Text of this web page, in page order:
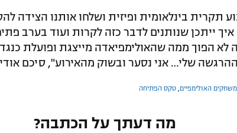
תקרית בינלאומית ופיזית ושלחו אותנו הצידה
ייתכן שנותנים לדבר כזה לקרות ועוד בערב
לא הפוך ממה שהאולימפיאדה מייצגת ופועלת
שלי… אני נסער ובשוק מהאירוע", סיכם
האולימפיים טקס הפתיחה
מה דעתך על הכתבה?